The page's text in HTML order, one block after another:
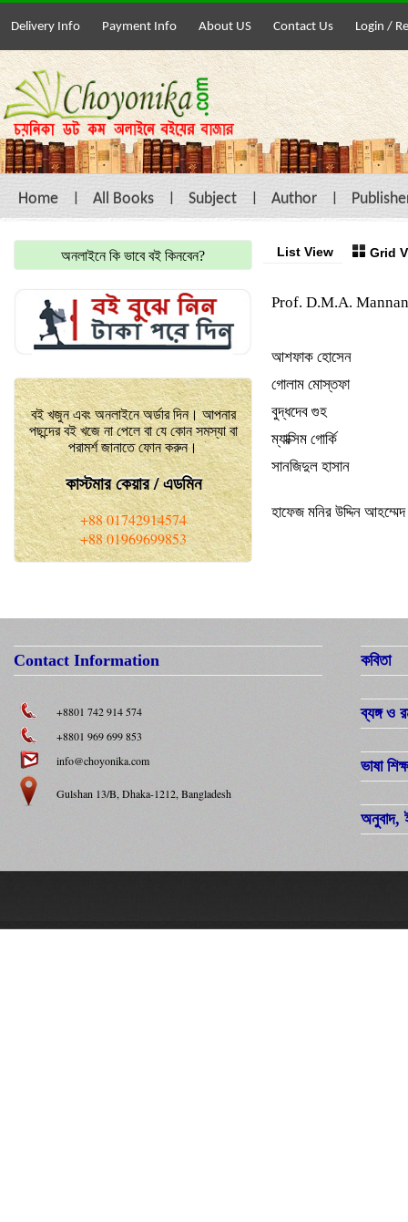
Delivery Info Payment Info About US Contact Us Login /
Home All Books Subject Author
অনলাইনে কি ভাবে বই কিনবেন?
বই খজুন এবং অনলাইনে অর্ডার দিন। আপনার
পছন্দের বই খজে না পেলে বা যে কোন সমস্যা বা
পরামর্শ জানাতে ফোন করুন।
কাস্টমার কেয়ার / এডমিন
+88 01742914574
+88 01969699853
List View Grid
Prof. D.M.A. Mannan
আশফাক হোসেন
গোলাম মোস্তফা
বুদ্ধদেব গুহ
ম্যাক্সিম গোর্কি
সানজিদুল হাসান
হাফেজ মনির উদ্দিন আহম্মেদ
Contact Information
+8801 742 914 574
+8801 969 699 853
info@choyonika.com
Gulshan 13/B, Dhaka-1212, Bangladesh
কবিতা
ব্যঙ্গ ও
ভাষা
অনুবাদ,